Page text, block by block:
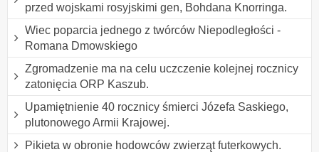
przed wojskami rosyjskimi gen, Bohdana Knorringa.
Wiec poparcia jednego z twórców Niepodległości -
Romana Dmowskiego
Zgromadzenie ma na celu uczczenie kolejnej rocznicy
zatonięcia ORP Kaszub.
Upamiętnienie 40 rocznicy śmierci Józefa Saskiego,
plutonowego Armii Krajowej.
Pikieta w obronie hodowców zwierząt futerkowych.